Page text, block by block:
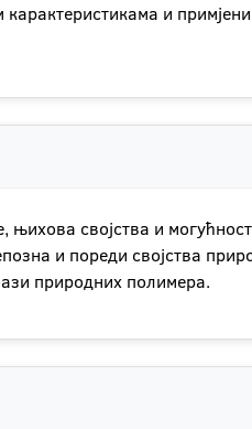
и
њихова својства и
и пореди својства
природних полимера.